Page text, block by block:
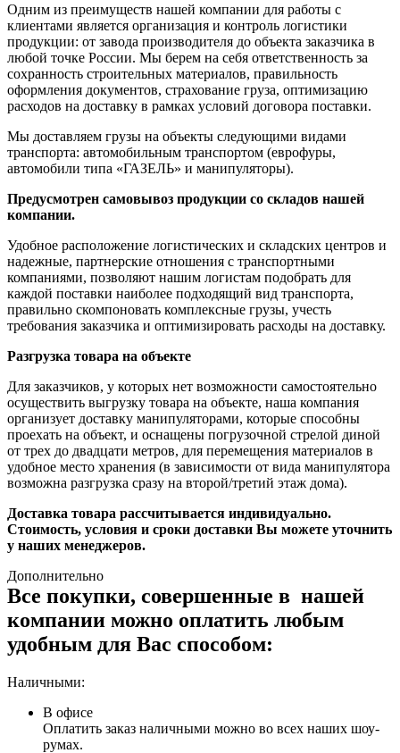
Одним из преимуществ нашей компании для работы с
клиентами является организация и контроль логистики
продукции: от завода производителя до объекта заказчика в
любой точке России. Мы берем на себя ответственность за
сохранность строительных материалов, правильность
оформления документов, страхование груза, оптимизацию
расходов на доставку в рамках условий договора поставки.
Мы доставляем грузы на объекты следующими видами
транспорта: автомобильным транспортом (еврофуры,
автомобили типа «ГАЗЕЛЬ» и манипуляторы).
Предусмотрен самовывоз продукции со складов нашей
компании.
Удобное расположение логистических и складских центров и
надежные, партнерские отношения с транспортными
компаниями, позволяют нашим логистам подобрать для
каждой поставки наиболее подходящий вид транспорта,
правильно скомпоновать комплексные грузы, учесть
требования заказчика и оптимизировать расходы на доставку.
Разгрузка товара на объекте
Для заказчиков, у которых нет возможности самостоятельно
осуществить выгрузку товара на объекте, наша компания
организует доставку манипуляторами, которые способны
проехать на объект, и оснащены погрузочной стрелой диной
от трех до двадцати метров, для перемещения материалов в
удобное место хранения (в зависимости от вида манипулятора
возможна разгрузка сразу на второй/третий этаж дома).
Доставка товара рассчитывается индивидуально.
Стоимость, условия и сроки доставки Вы можете уточнить
у наших менеджеров.
Дополнительно
Все покупки, совершенные в нашей
компании можно оплатить любым
удобным для Вас способом:
Наличными:
В офисе
Оплатить заказ наличными можно во всех наших шоу-
румах.